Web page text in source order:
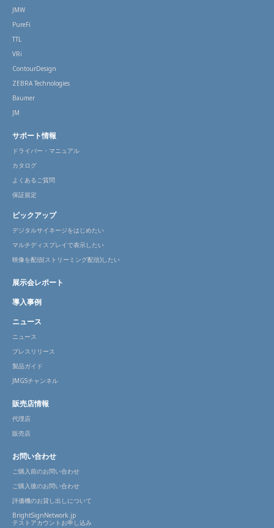
JMW
PureFi
TTL
VRi
ContourDesign
ZEBRA Technologies
Baumer
JM
サポート情報
ドライバー・マニュアル
カタログ
よくあるご質問
保証規定
ピックアップ
デジタルサイネージをはじめたい
マルチディスプレイで表示したい
映像を配信(ストリーミング配信)したい
展示会レポート
導入事例
ニュース
ニュース
プレスリリース
製品ガイド
JMGSチャンネル
販売店情報
代理店
販売店
お問い合わせ
ご購入前のお問い合わせ
ご購入後のお問い合わせ
評価機のお貸し出しについて
BrightSignNetwork.jp
テストアカウントお申し込み